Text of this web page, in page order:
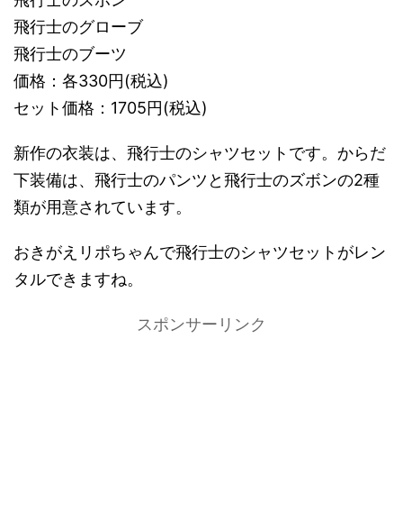
飛行士のグローブ
飛行士のブーツ
価格：各330円(税込)
セット価格：1705円(税込)
新作の衣装は、飛行士のシャツセットです。からだ
下装備は、飛行士のパンツと飛行士のズボンの2種
類が用意されています。
おきがえリポちゃんで飛行士のシャツセットがレン
タルできますね。
スポンサーリンク